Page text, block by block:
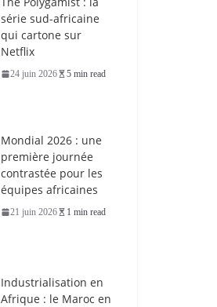
série sud-africaine
qui cartone sur
Netflix
24 juin 2026 5 min read
Mondial 2026 : une
première journée
contrastée pour les
équipes africaines
21 juin 2026 1 min read
Industrialisation en
Afrique : le Maroc en